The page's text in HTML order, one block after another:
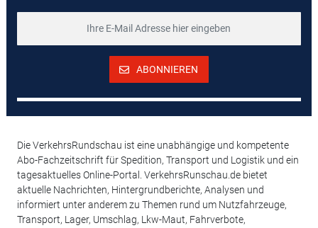
ABONNIEREN
Die VerkehrsRundschau ist eine unabhängige und kompetente
Abo-Fachzeitschrift für Spedition, Transport und Logistik und ein
tagesaktuelles Online-Portal. VerkehrsRunschau.de bietet
aktuelle Nachrichten, Hintergrundberichte, Analysen und
informiert unter anderem zu Themen rund um Nutzfahrzeuge,
Transport, Lager, Umschlag, Lkw-Maut, Fahrverbote,